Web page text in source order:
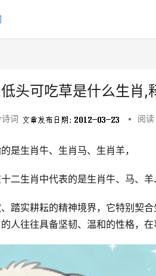
头可吃草是什么生肖,
词 • 阅
是生肖牛、生肖马、生肖羊，
二生肖中代表的是生肖牛、马、羊
踏实耕耘的精神境界，它特别契
人往往具备坚韧、温和的性格，在